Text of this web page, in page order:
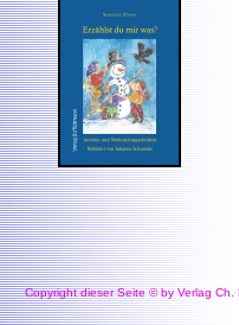
Copyright dieser Seite © by